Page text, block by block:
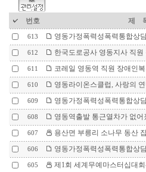
번호 제
613 영동가정폭력성폭력통합상
612 한국도로공사 영동지사 직원
611 코레일 영동역 직원 장애인
610 영동라이온스클럽, 사랑의
609 영동가정폭력성폭력통합상
608 영동역출발 통근열차가 없어
607 용산면 부릉리 소나무 동산
606 영동가정폭력성폭력통합상
605 제1회 세계무예마스터십대